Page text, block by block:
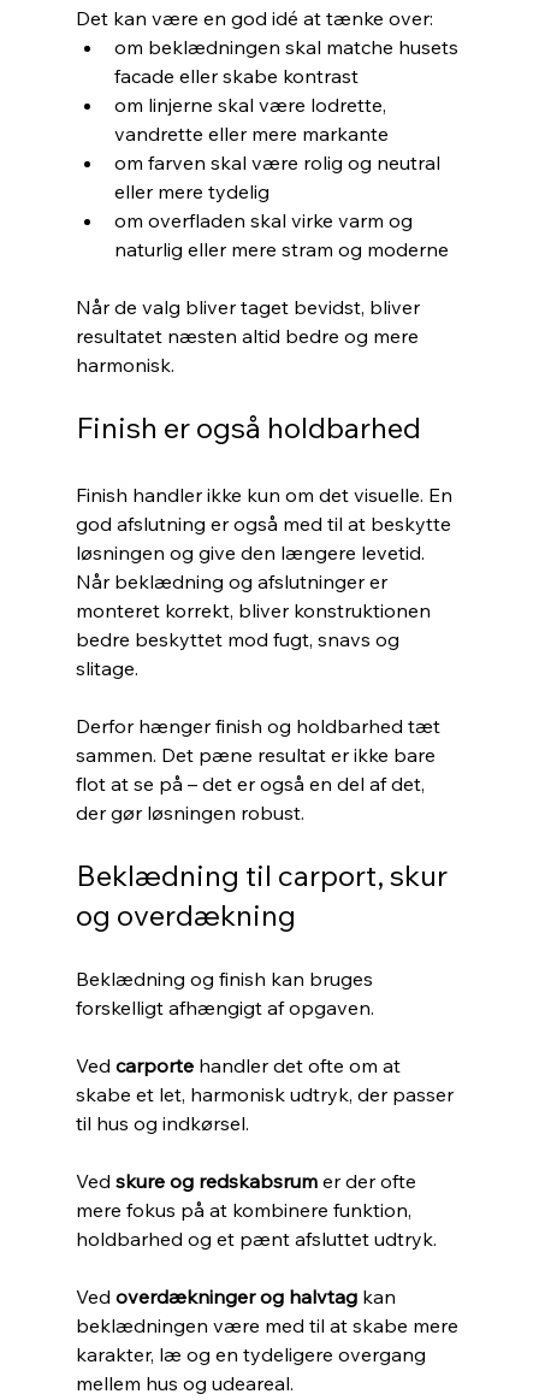
Det kan være en god idé at tænke over:
om beklædningen skal matche husets
facade eller skabe kontrast
om linjerne skal være lodrette,
vandrette eller mere markante
om farven skal være rolig og neutral
eller mere tydelig
om overfladen skal virke varm og
naturlig eller mere stram og moderne
Når de valg bliver taget bevidst, bliver
resultatet næsten altid bedre og mere
harmonisk.
Finish er også holdbarhed
Finish handler ikke kun om det visuelle. En
god afslutning er også med til at beskytte
løsningen og give den længere levetid.
Når beklædning og afslutninger er
monteret korrekt, bliver konstruktionen
bedre beskyttet mod fugt, snavs og
slitage.
Derfor hænger finish og holdbarhed tæt
sammen. Det pæne resultat er ikke bare
flot at se på – det er også en del af det,
der gør løsningen robust.
Beklædning til carport, skur
og overdækning
Beklædning og finish kan bruges
forskelligt afhængigt af opgaven.
Ved carporte handler det ofte om at
skabe et let, harmonisk udtryk, der passer
til hus og indkørsel.
Ved skure og redskabsrum er der ofte
mere fokus på at kombinere funktion,
holdbarhed og et pænt afsluttet udtryk.
Ved overdækninger og halvtag kan
beklædningen være med til at skabe mere
karakter, læ og en tydeligere overgang
mellem hus og udeareal.